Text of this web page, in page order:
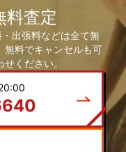
料査定
出張料などは全て無
無料でキャンセルも可
ください。